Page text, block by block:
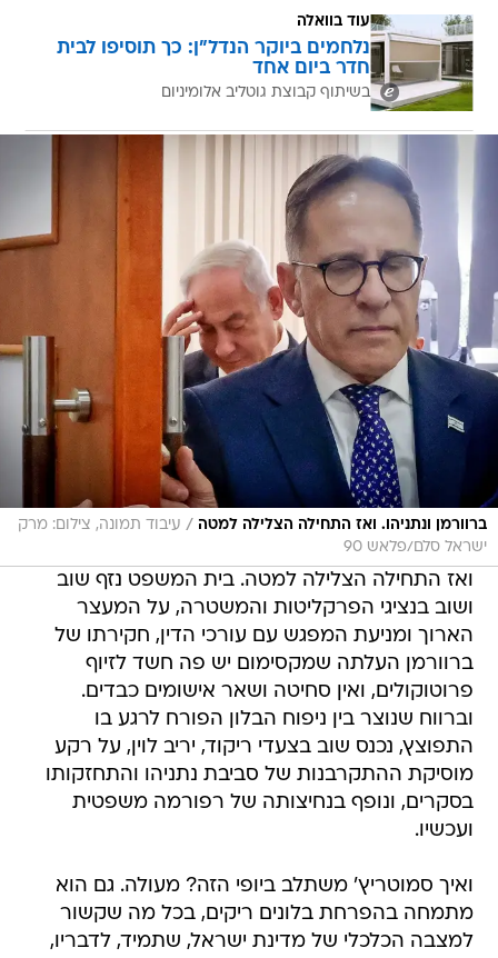
עוד בוואלה
נלחמים ביוקר הנדל"ן: כך תוסיפו לבית
חדר ביום אחד
בשיתוף קבוצת גוטליב אלומיניום
ברוורמן ונתניהו. ואז התחילה הצלילה למטה / עיבוד תמונה, צילום: מרק
ישראל סלם/פלאש 90
ואז התחילה הצלילה למטה. בית המשפט נזף שוב
ושוב בנציגי הפרקליטות והמשטרה, על המעצר
הארוך ומניעת המפגש עם עורכי הדין, חקירתו של
ברוורמן העלתה שמקסימום יש פה חשד לזיוף
פרוטוקולים, ואין סחיטה ושאר אישומים כבדים.
וברווח שנוצר בין ניפוח הבלון הפורח לרגע בו
התפוצץ, נכנס שוב בצעדי ריקוד, יריב לוין, על רקע
מוסיקת ההתקרבנות של סביבת נתניהו והתחזקותו
בסקרים, ונופף בנחיצותה של רפורמה משפטית
ועכשיו.
ואיך סמוטריץ' משתלב ביופי הזה? מעולה. גם הוא
מתמחה בהפרחת בלונים ריקים, בכל מה שקשור
למצבה הכלכלי של מדינת ישראל, שתמיד, לדבריו,